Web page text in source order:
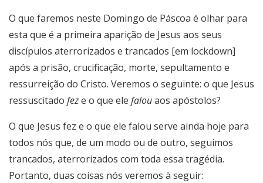
O que faremos neste Domingo de Páscoa é olhar para
esta que é a primeira aparição de Jesus aos seus
discípulos aterrorizados e trancados [em lockdown]
após a prisão, crucificação, morte, sepultamento e
ressurreição do Cristo. Veremos o seguinte: o que Jesus
ressuscitado feze o que ele falouaos apóstolos?
O que Jesus fez e o que ele falou serve ainda hoje para
todos nós que, de um modo ou de outro, seguimos
trancados, aterrorizados com toda essa tragédia.
Portanto, duas coisas nós veremos à seguir: